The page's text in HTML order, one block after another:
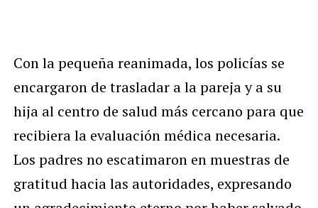
Con la pequeña reanimada, los policías se
encargaron de trasladar a la pareja y a su
hija al centro de salud más cercano para que
recibiera la evaluación médica necesaria.
Los padres no escatimaron en muestras de
gratitud hacia las autoridades, expresando